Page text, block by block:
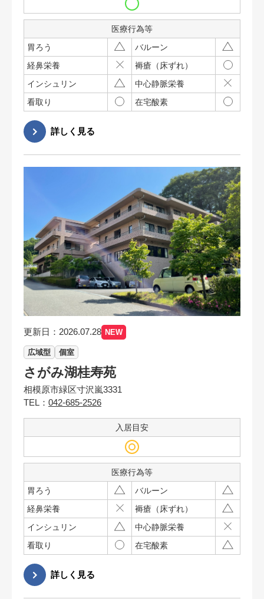
医療行為等
胃ろう
バルーン
経鼻栄養
褥瘡（床ずれ）
インシュリン
中心静脈栄養
看取り
在宅酸素
更新日：2026.07.28 NEW
広域型 個室
さがみ湖桂寿苑
相模原市緑区寸沢嵐3331
TEL： 042-685-2526
入居目安
医療行為等
胃ろう
バルーン
経鼻栄養
褥瘡（床ずれ）
インシュリン
中心静脈栄養
看取り
在宅酸素